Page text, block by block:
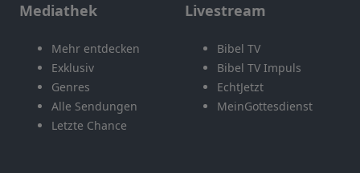
Mediathek
Mehr entdecken
Exklusiv
Genres
Alle Sendungen
Letzte Chance
Livestream
Bibel TV
Bibel TV Impuls
EchtJetzt
MeinGottesdienst